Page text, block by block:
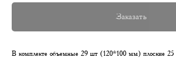
Заказать
В комплекте объемные 29 шт (120*100 мм) плоские